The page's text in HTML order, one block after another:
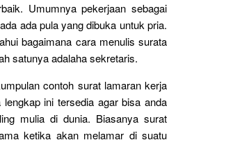
Umumnya pekerjaan sebagai
ada pula yang dibuka untuk pria.
bagaimana cara menulis surata
satunya adalaha sekretaris.
contoh surat lamaran kerja
ini tersedia agar bisa anda
mulia di dunia. Biasanya surat
ketika akan melamar di suatu